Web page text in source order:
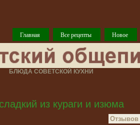
Главная Все рецепты Новое
БЛЮДА СОВЕТСКОЙ КУХНИ
из кураги и изюма
Отзывов